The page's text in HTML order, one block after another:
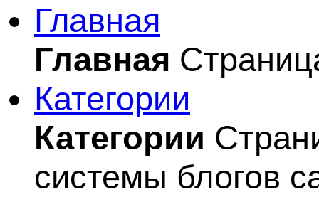
Главная
Главная
Категории
Категории
системы блогов